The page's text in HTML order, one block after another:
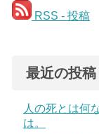
RSS - 投稿
最近の投稿
人の死とは何
は。